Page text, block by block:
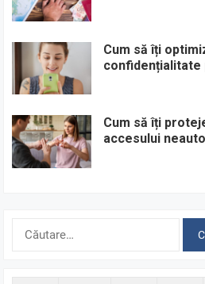
Cum să îți
confidențialitate
Cum să îți
accesului
Caută